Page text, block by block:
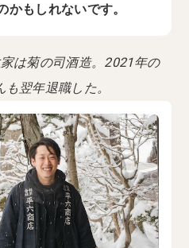
かもしれないです。
は菊の司酒造。2021年の
翌年退職した。